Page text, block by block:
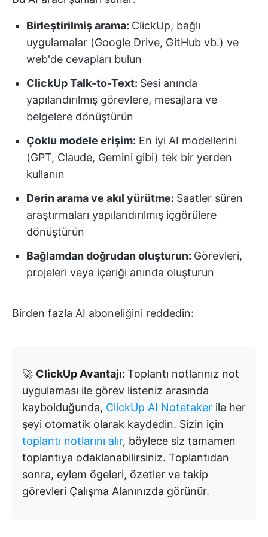
Birleştirilmiş arama: ClickUp, bağlı
uygulamalar (Google Drive, GitHub vb.) ve
web'de cevapları bulun
ClickUp Talk-to-Text: Sesi anında
yapılandırılmış görevlere, mesajlara ve
belgelere dönüştürün
Çoklu modele erişim: En iyi AI modellerini
(GPT, Claude, Gemini gibi) tek bir yerden
kullanın
Derin arama ve akıl yürütme: Saatler süren
araştırmaları yapılandırılmış içgörülere
dönüştürün
Bağlamdan doğrudan oluşturun: Görevleri,
projeleri veya içeriği anında oluşturun
Birden fazla AI aboneliğini reddedin:
🚀 ClickUp Avantajı: Toplantı notlarınız not
uygulaması ile görev listeniz arasında
kaybolduğunda, ClickUp AI Notetaker ile her
şeyi otomatik olarak kaydedin. Sizin için
toplantı notlarını alır, böylece siz tamamen
toplantıya odaklanabilirsiniz. Toplantıdan
sonra, eylem ögeleri, özetler ve takip
görevleri Çalışma Alanınızda görünür.